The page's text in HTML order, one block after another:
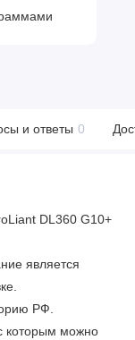
и ответы 0
DL360 G10+
является
РФ.
которым можно